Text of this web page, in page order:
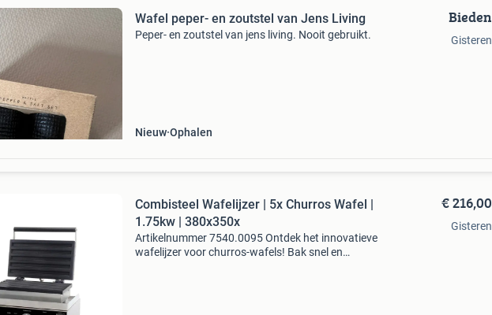
Wafel peper- en zoutstel van Jens Living
Peper- en zoutstel van jens living. Nooit gebruikt.
Nieuw Ophalen
Bieden
Gisteren
Combisteel Wafelijzer | 5x Churros Wafel |
1.75kw | 380x350x
Artikelnummer 7540.0095 Ontdek het innovatieve
wafelijzer voor churros-wafels! Bak snel en
€ 216,00
Gisteren